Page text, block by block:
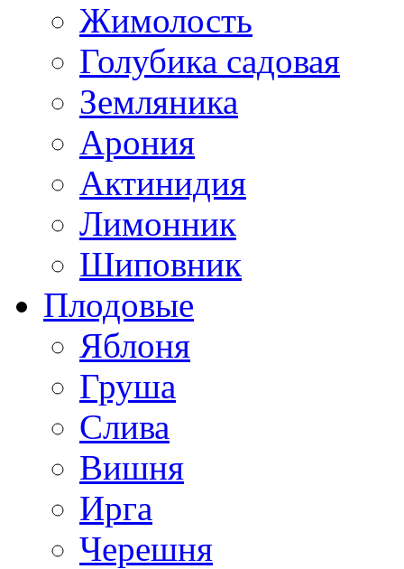
Жимолость
Голубика садовая
Земляника
Арония
Актинидия
Лимонник
Шиповник
Плодовые
Яблоня
Груша
Слива
Вишня
Ирга
Черешня